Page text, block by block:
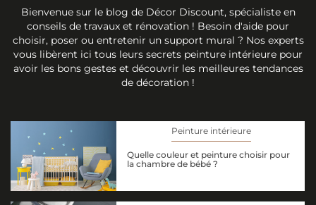
Bienvenue sur le blog de Décor Discount, spécialiste en
conseils de travaux et rénovation ! Besoin d'aide pour
choisir, poser ou entretenir un support mural ? Nos experts
vous libèrent ici tous leurs secrets peinture intérieure pour
avoir les bons gestes et découvrir les meilleures tendances
de décoration !
Peinture intérieure
Quelle couleur et peinture choisir pour
la chambre de bébé ?